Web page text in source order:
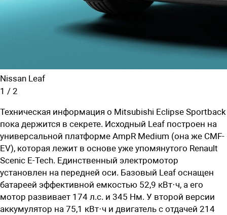
Nissan Leaf
1 / 2
Техническая информация о Mitsubishi Eclipse Sportback
пока держится в секрете. Исходный Leaf построен на
универсальной платформе AmpR Medium (она же CMF-
EV), которая лежит в основе уже упомянутого Renault
Scenic E-Tech. Единственный электромотор
установлен на передней оси. Базовый Leaf оснащен
батареей эффективной емкостью 52,9 кВт·ч, а его
мотор развивает 174 л.с. и 345 Нм. У второй версии
аккумулятор на 75,1 кВт·ч и двигатель с отдачей 214